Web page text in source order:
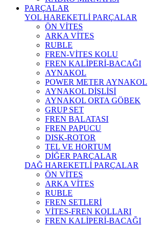
PARÇALAR
YOL HAREKETLİ PARÇALAR
ÖN VİTES
ARKA VİTES
RUBLE
FREN-VİTES KOLU
FREN KALİPERİ-BACAĞI
AYNAKOL
POWER METER AYNAKOL
AYNAKOL DİŞLİSİ
AYNAKOL ORTA GÖBEK
GRUP SET
FREN BALATASI
FREN PAPUCU
DISK-ROTOR
TEL VE HORTUM
DİĞER PARÇALAR
DAĞ HAREKETLİ PARÇALAR
ÖN VİTES
ARKA VİTES
RUBLE
FREN SETLERİ
VİTES-FREN KOLLARI
FREN KALİPERİ-BACAĞI